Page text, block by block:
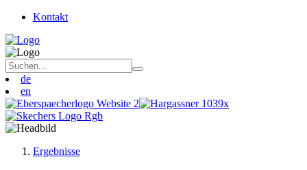
Kontakt
de
en
Ergebnisse